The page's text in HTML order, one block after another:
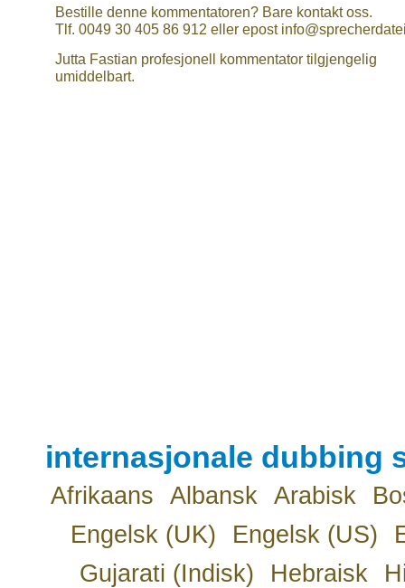
Bestille denne kommentatoren? Bare kontakt oss.
Tlf. 0049 30 405 86 912 eller epost
Jutta Fastian profesjonell kommentator tilgjengelig
umiddelbart.
internasjonale dubbing
Afrikaans Albansk Arabisk
Engelsk (UK)
Engelsk (US)
Gujarati (Indisk)
Hebraisk